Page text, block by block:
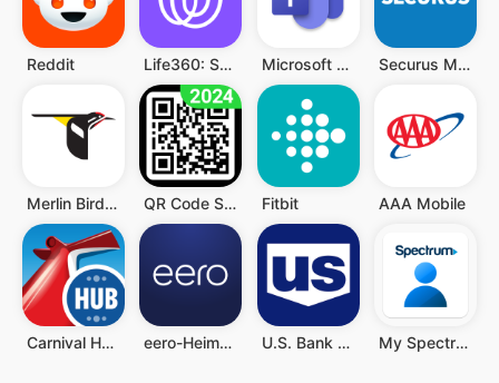
Reddit Life360: Standort teilen Microsoft Teams Securus Mobile
Merlin Bird ID von Cornell Lab QR Code Scanner (Deutsch) Fitbit AAA Mobile
Carnival HUB eero-Heim-WLAN-System U.S. Bank Mobile Banking My Spectrum